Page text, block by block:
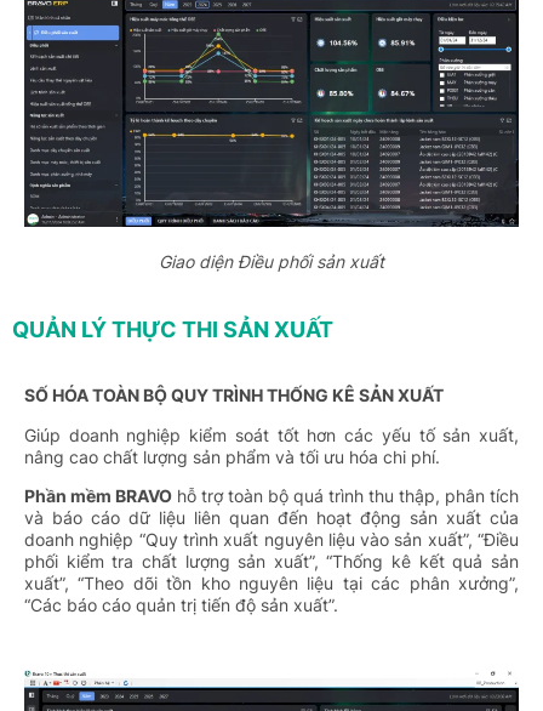
Giao diện Điều phối sản xuất
QUẢN LÝ THỰC THI SẢN XUẤT
SỐ HÓA TOÀN BỘ QUY TRÌNH THỐNG KÊ SẢN XUẤT
Giúp doanh nghiệp kiểm soát tốt hơn các yếu tố sản xuất,
nâng cao chất lượng sản phẩm và tối ưu hóa chi phí.
Phần mềm BRAVO hỗ trợ toàn bộ quá trình thu thập, phân tích
và báo cáo dữ liệu liên quan đến hoạt động sản xuất của
doanh nghiệp “Quy trình xuất nguyên liệu vào sản xuất”, “Điều
phối kiểm tra chất lượng sản xuất”, “Thống kê kết quả sản
xuất”, “Theo dõi tồn kho nguyên liệu tại các phân xưởng”,
“Các báo cáo quản trị tiến độ sản xuất”.